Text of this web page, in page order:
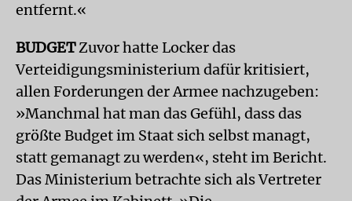
entfernt.«
BUDGETZuvor hatte Locker das
Verteidigungsministerium dafür kritisiert,
allen Forderungen der Armee nachzugeben:
»Manchmal hat man das Gefühl, dass das
größte Budget im Staat sich selbst managt,
statt gemanagt zu werden«, steht im Bericht.
Das Ministerium betrachte sich als Vertreter